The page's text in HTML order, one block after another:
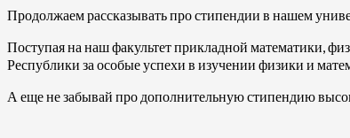
Продолжаем рассказывать про стипендии в нашем
Поступая на наш факультет прикладной математики,
Республики за особые успехи в изучении физики и
А еще не забывай про дополнительную стипендию